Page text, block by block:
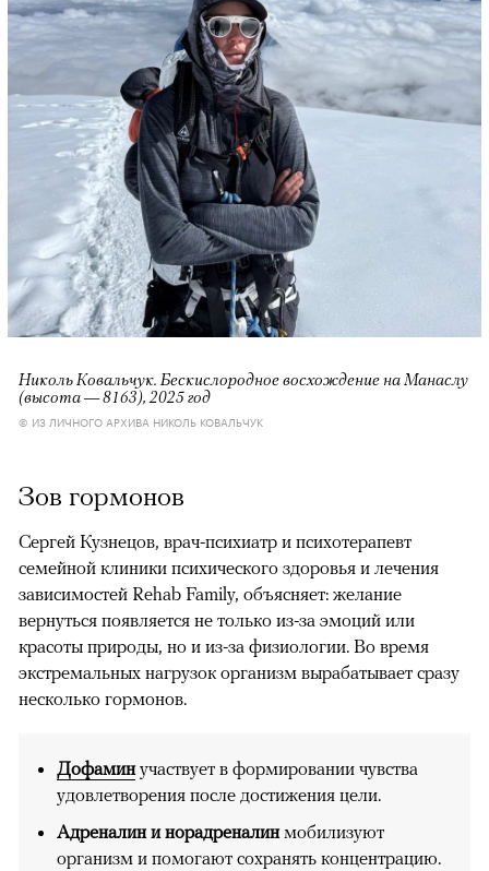
Николь Ковальчук. Бескислородное восхождение на Манаслу
(высота — 8163), 2025 год
© ИЗ ЛИЧНОГО АРХИВА НИКОЛЬ КОВАЛЬЧУК
Зов гормонов
Сергей Кузнецов, врач-психиатр и психотерапевт
семейной клиники психического здоровья и лечения
зависимостей Rehab Family, объясняет: желание
вернуться появляется не только из-за эмоций или
красоты природы, но и из-за физиологии. Во время
экстремальных нагрузок организм вырабатывает сразу
несколько гормонов.
Дофаминучаствует в формировании чувства
удовлетворения после достижения цели.
Адреналин и норадреналинмобилизуют
организм и помогают сохранять концентрацию.